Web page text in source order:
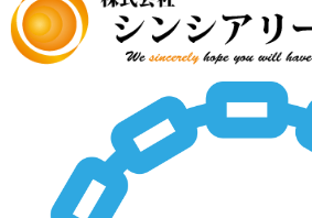
田園調布5丁目戸建価格改定
2025/5/19
八潮市南川崎戸建価格改定
いすみ市大原台土地価格改定
新規物件公開しました。
2025/4/2
新規物件公開しました。
2025/3/5